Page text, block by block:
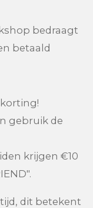
bedraagt
betaald
gebruik de
krijgen €10
dit betekent